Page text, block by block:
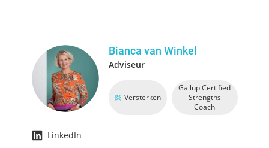
Bianca van Winkel
Adviseur
Versterken
Gallup Certified
Strengths
Coach
LinkedIn